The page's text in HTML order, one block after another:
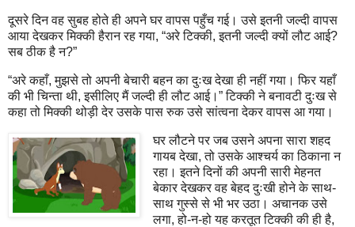
दूसरे दिन वह सुबह होते ही अपने घर वापस पहुँच ग‌ई। उसे इतनी जल्दी वापस
आया देखकर मिक्की हैरान रह गया, “अरे टिक्की,इतनी जल्दी क्यों लौट आ‌ई?
सब ठीक है न?”
“अरे कहाँ,मुझसे तो अपनी बेचारी बहन का दुःख देखा ही नहीं गया। फिर यहाँ
की भी चिन्ता थी,इसीलि‌ए मैं जल्दी ही लौट आ‌ई।” टिक्की ने बनावटी दुःख से
कहा तो मिक्की थोड़ी देर उसके पास रुक उसे सांत्वना देकर वापस आ गया।
घर लौटने पर जब उसने अपना सारा शहद
गायब देखा,तो उसके आश्चर्य का ठिकाना न
रहा। इतने दिनों की अपनी सारी मेहनत
बेकार देखकर वह बेहद दुःखी होने के साथ-
साथ गुस्से से भी भर उठा। अचानक उसे
लगा,हो-न-हो यह करतूत टिक्की की ही है,